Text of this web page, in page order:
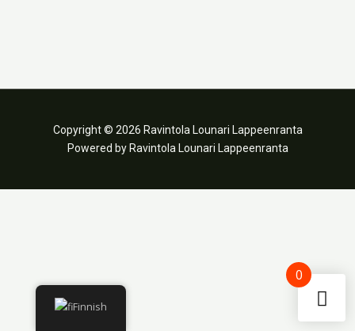
Copyright © 2026 Ravintola Lounari Lappeenranta
Powered by Ravintola Lounari Lappeenranta
Finnish
0